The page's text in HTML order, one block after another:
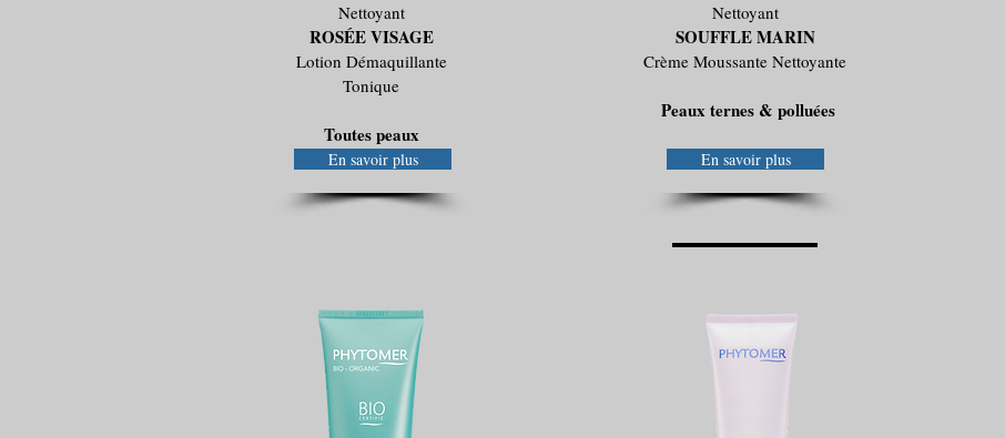
Nettoyant
ROSÉE VISAGE
Lotion Démaquillante
Tonique
Toutes peaux
Nettoyant
SOUFFLE MARIN
Crème Moussante Nettoyante
Peaux ternes & polluées
En savoir plus En savoir plus